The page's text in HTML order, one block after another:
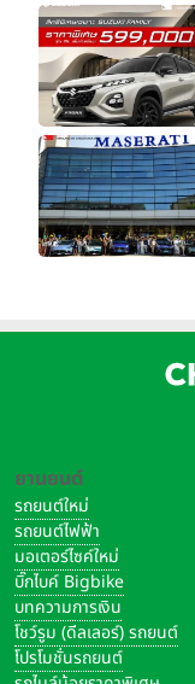
ยานยนต์
รถยนต์ใหม่
รถยนต์ไฟฟ้า
มอเตอร์ไซค์ใหม่
บิ๊กไบค์ Bigbike
บทความการเงิน
โชว์รูม (ดีลเลอร์) รถยนต์
โปรโมชั่นรถยนต์